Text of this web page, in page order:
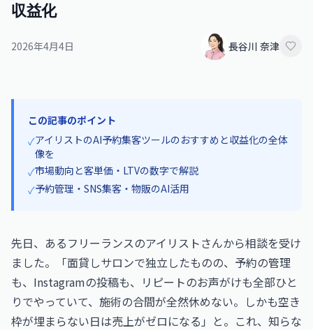
収益化
2026年4月4日 長谷川 奈津
この記事のポイント
✓アイリストのAI予約集客ツールのおすすめと収益化の全体
像を
✓市場動向と客単価・LTVの数字で解説
✓予約管理・SNS集客・物販のAI活用
先日、あるフリーランスのアイリストさんから相談を受け
ました。「面貸しサロンで独立したものの、予約の管理
も、Instagramの投稿も、リピートのお声がけも全部ひと
りでやっていて、施術の合間が全然休めない。しかも空き
枠が埋まらない日は売上がゼロになる」と。これ、知らな